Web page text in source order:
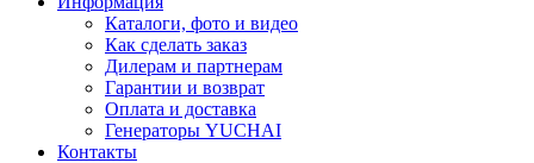
Каталоги, фото и видео
Как сделать заказ
Дилерам и партнерам
Гарантии и возврат
Оплата и доставка
Генераторы YUCHAI
Контакты